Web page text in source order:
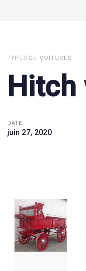
TYPES DE VOITURES
Hitch
DATE:
juin 27, 2020